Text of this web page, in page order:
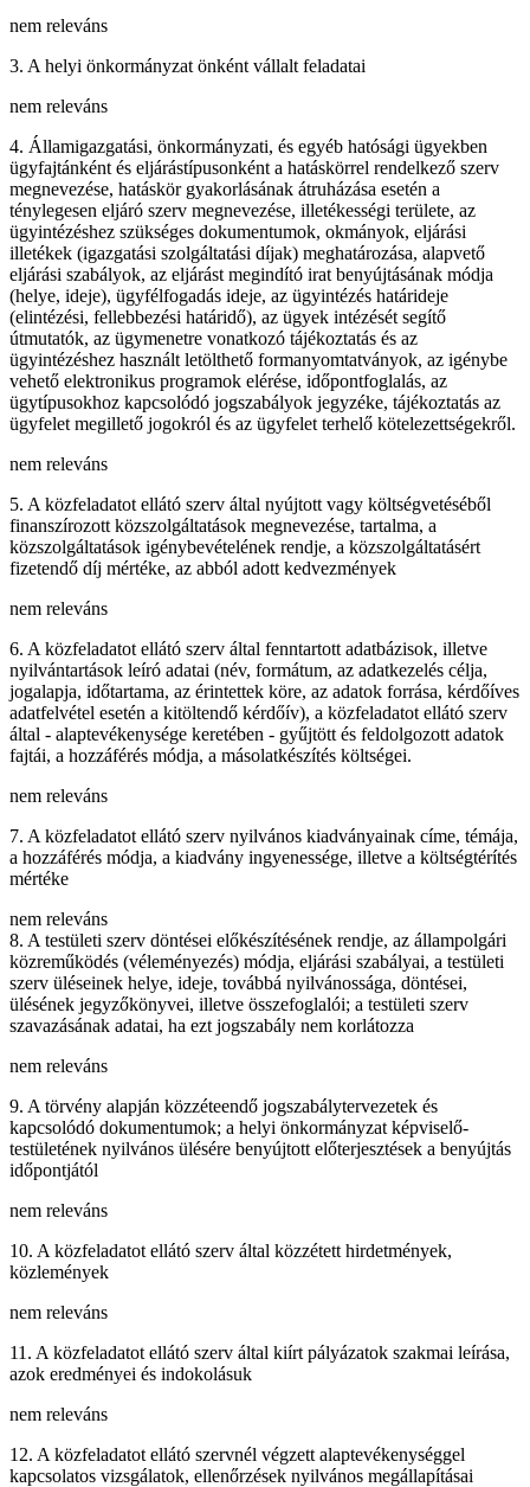
nem releváns
3. A helyi önkormányzat önként vállalt feladatai
nem releváns
4. Államigazgatási, önkormányzati, és egyéb hatósági ügyekben
ügyfajtánként és eljárástípusonként a hatáskörrel rendelkező szerv
megnevezése, hatáskör gyakorlásának átruházása esetén a
ténylegesen eljáró szerv megnevezése, illetékességi területe, az
ügyintézéshez szükséges dokumentumok, okmányok, eljárási
illetékek (igazgatási szolgáltatási díjak) meghatározása, alapvető
eljárási szabályok, az eljárást megindító irat benyújtásának módja
(helye, ideje), ügyfélfogadás ideje, az ügyintézés határideje
(elintézési, fellebbezési határidő), az ügyek intézését segítő
útmutatók, az ügymenetre vonatkozó tájékoztatás és az
ügyintézéshez használt letölthető formanyomtatványok, az igénybe
vehető elektronikus programok elérése, időpontfoglalás, az
ügytípusokhoz kapcsolódó jogszabályok jegyzéke, tájékoztatás az
ügyfelet megillető jogokról és az ügyfelet terhelő kötelezettségekről.
nem releváns
5. A közfeladatot ellátó szerv által nyújtott vagy költségvetéséből
finanszírozott közszolgáltatások megnevezése, tartalma, a
közszolgáltatások igénybevételének rendje, a közszolgáltatásért
fizetendő díj mértéke, az abból adott kedvezmények
nem releváns
6. A közfeladatot ellátó szerv által fenntartott adatbázisok, illetve
nyilvántartások leíró adatai (név, formátum, az adatkezelés célja,
jogalapja, időtartama, az érintettek köre, az adatok forrása, kérdőíves
adatfelvétel esetén a kitöltendő kérdőív), a közfeladatot ellátó szerv
által - alaptevékenysége keretében - gyűjtött és feldolgozott adatok
fajtái, a hozzáférés módja, a másolatkészítés költségei.
nem releváns
7. A közfeladatot ellátó szerv nyilvános kiadványainak címe, témája,
a hozzáférés módja, a kiadvány ingyenessége, illetve a költségtérítés
mértéke
nem releváns
8. A testületi szerv döntései előkészítésének rendje, az állampolgári
közreműködés (véleményezés) módja, eljárási szabályai, a testületi
szerv üléseinek helye, ideje, továbbá nyilvánossága, döntései,
ülésének jegyzőkönyvei, illetve összefoglalói; a testületi szerv
szavazásának adatai, ha ezt jogszabály nem korlátozza
nem releváns
9. A törvény alapján közzéteendő jogszabálytervezetek és
kapcsolódó dokumentumok; a helyi önkormányzat képviselő-
testületének nyilvános ülésére benyújtott előterjesztések a benyújtás
időpontjától
nem releváns
10. A közfeladatot ellátó szerv által közzétett hirdetmények,
közlemények
nem releváns
11. A közfeladatot ellátó szerv által kiírt pályázatok szakmai leírása,
azok eredményei és indokolásuk
nem releváns
12. A közfeladatot ellátó szervnél végzett alaptevékenységgel
kapcsolatos vizsgálatok, ellenőrzések nyilvános megállapításai